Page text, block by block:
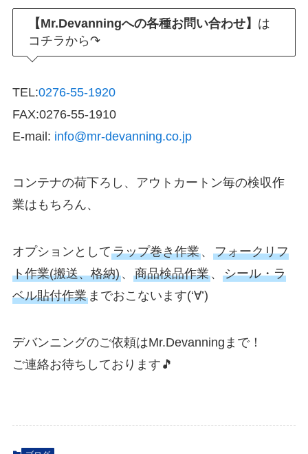
【Mr.Devanningへの各種お問い合わせ】 は
コチラから↷
TEL:0276-55-1920
FAX:0276-55-1910
E-mail: info@mr-devanning.co.jp
コンテナの荷下ろし、アウトカートン毎の検収作
業はもちろん、
オプションとしてラップ巻き作業、 フォークリフ
ト作業(搬送、格納)、 商品検品作業、 シール・ラ
ベル貼付作業までおこないます(‘∀’)ゞ
デバンニングのご依頼はMr.Devanningまで！
ご連絡お待ちしております🎵